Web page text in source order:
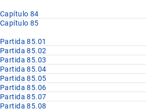
Capítulo 84
Capítulo 85
Partida 85.01
Partida 85.02
Partida 85.03
Partida 85.04
Partida 85.05
Partida 85.06
Partida 85.07
Partida 85.08